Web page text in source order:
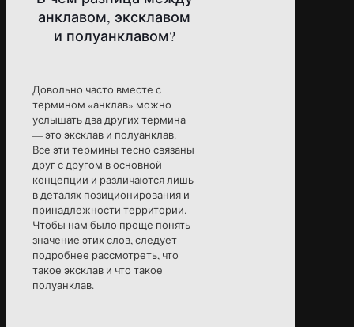
анклавом, эксклавом
и полуанклавом?
Довольно часто вместе с
термином «анклав» можно
услышать два других термина
— это эксклав и полуанклав.
Все эти термины тесно связаны
друг с другом в основной
концепции и различаются лишь
в деталях позиционирования и
принадлежности территории.
Чтобы нам было проще понять
значение этих слов, следует
подробнее рассмотреть, что
такое эксклав и что такое
полуанклав.